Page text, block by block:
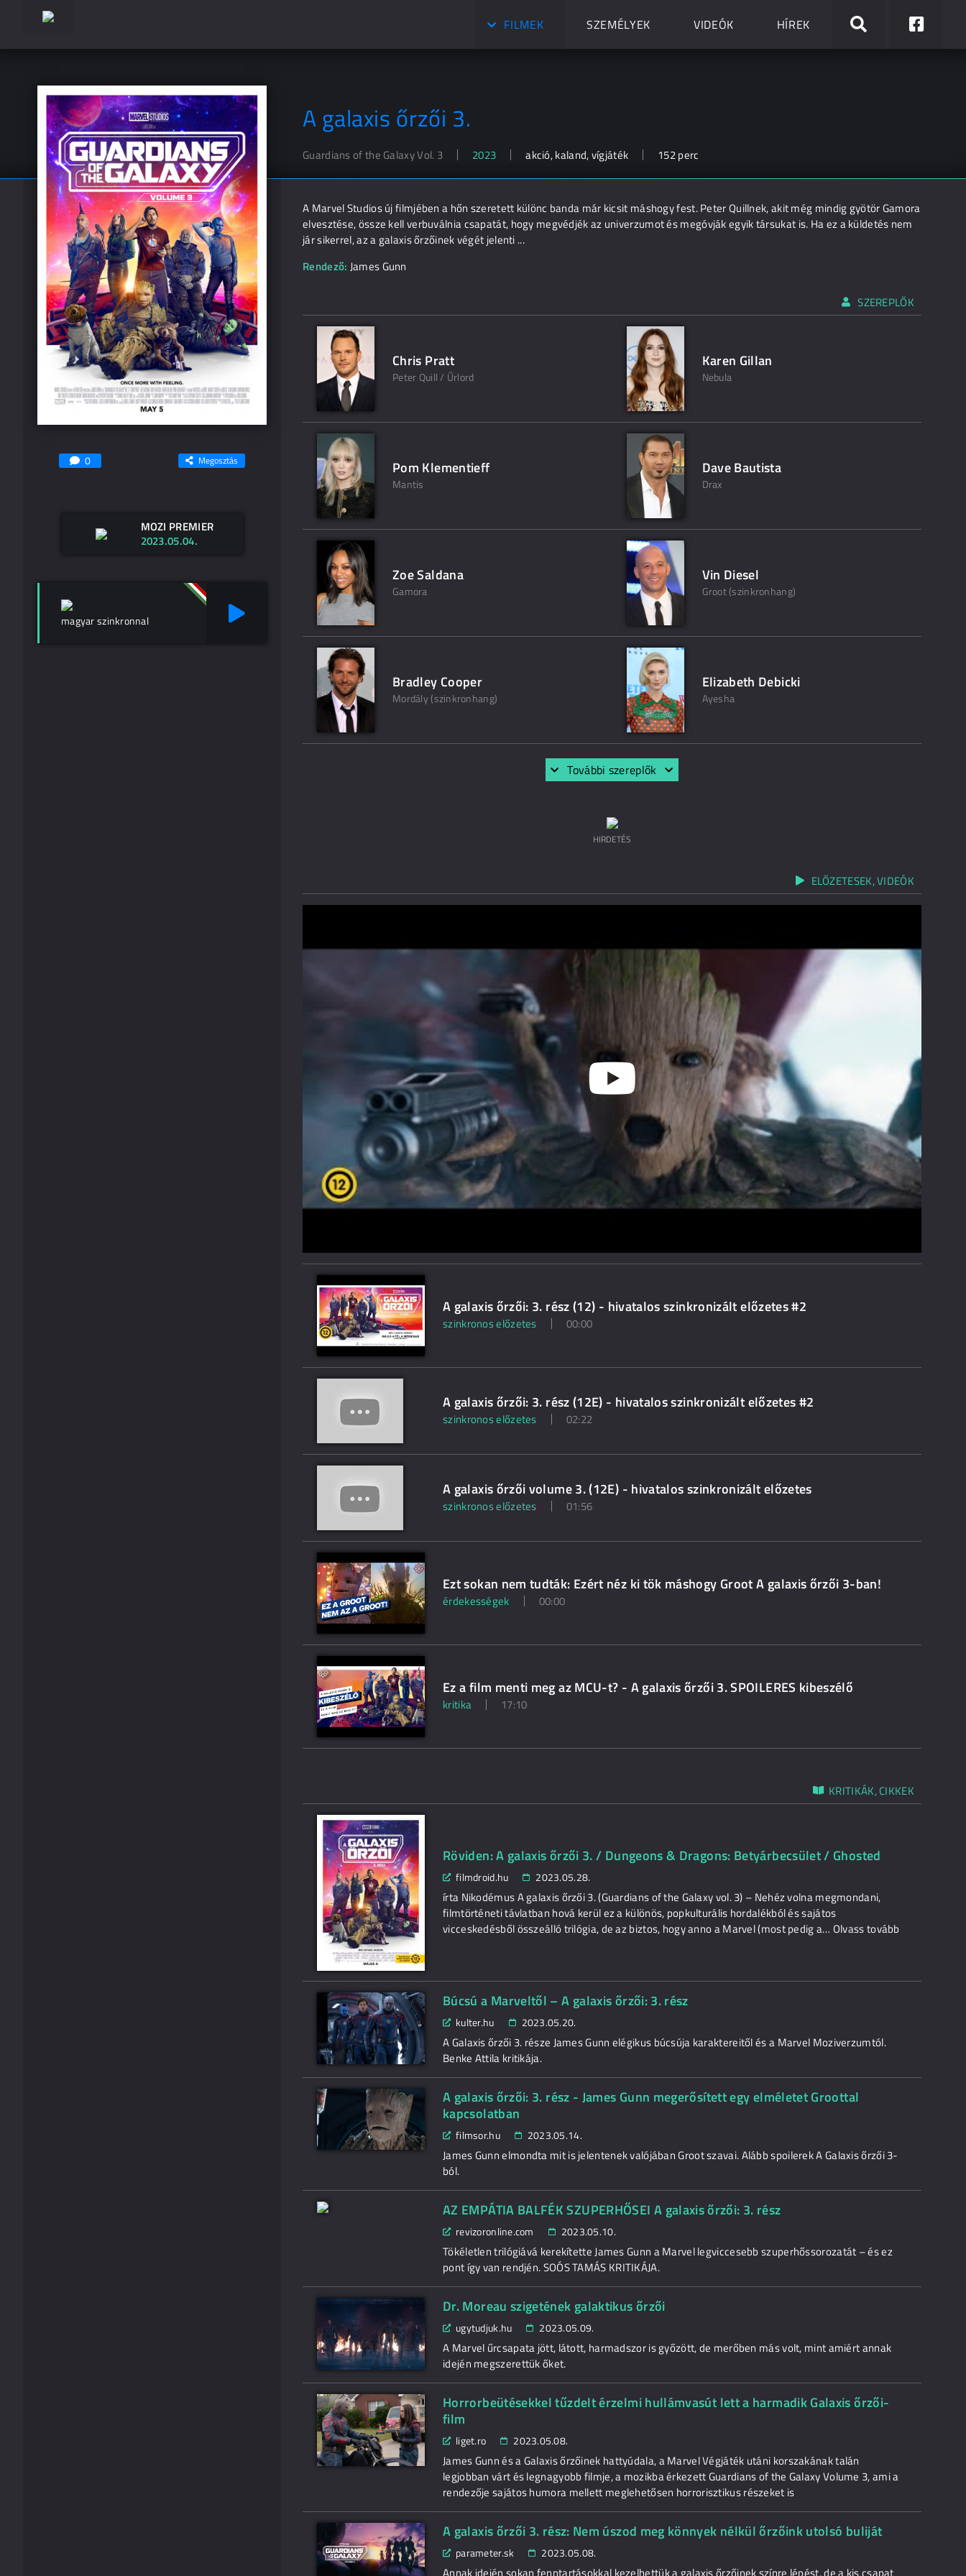
FILMEK SZEMÉLYEK VIDEÓK HÍREK
A galaxis őrzői 3.
Guardians of the Galaxy Vol. 3 2023 akció, kaland, vígjáték 152 perc
0 Megosztás
MOZI PREMIER
2023.05.04.
magyar szinkronnal
A Marvel Studios új filmjében a hőn szeretett különc banda már kicsit máshogy fest. Peter Quillnek, akit még mindig gyötör Gamora
elvesztése, össze kell verbuválnia csapatát, hogy megvédjék az univerzumot és megóvják egyik társukat is. Ha ez a küldetés nem
jár sikerrel, az a galaxis őrzőinek végét jelenti ...
Rendező: James Gunn
SZEREPLŐK
Chris Pratt
Peter Quill / Űrlord
Karen Gillan
Nebula
Pom Klementieff
Mantis
Dave Bautista
Drax
Zoe Saldana
Gamora
Vin Diesel
Groot (szinkronhang)
Bradley Cooper
Mordály (szinkronhang)
Elizabeth Debicki
Ayesha
További szereplők
HIRDETÉS
ELŐZETESEK, VIDEÓK
A galaxis őrzői: 3. rész (12) - hivatalos szinkronizált előzetes #2
szinkronos előzetes 00:00
A galaxis őrzői: 3. rész (12E) - hivatalos szinkronizált előzetes #2
szinkronos előzetes 02:22
A galaxis őrzői volume 3. (12E) - hivatalos szinkronizált előzetes
szinkronos előzetes 01:56
Ezt sokan nem tudták: Ezért néz ki tök máshogy Groot A galaxis őrzői 3-ban!
érdekességek 00:00
Ez a film menti meg az MCU-t? - A galaxis őrzői 3. SPOILERES kibeszélő
kritika 17:10
KRITIKÁK, CIKKEK
Röviden: A galaxis őrzői 3. / Dungeons & Dragons: Betyárbecsület / Ghosted
filmdroid.hu 2023.05.28.
írta Nikodémus A galaxis őrzői 3. (Guardians of the Galaxy vol. 3) – Nehéz volna megmondani,
filmtörténeti távlatban hová kerül ez a különös, popkulturális hordalékból és sajátos
vicceskedésből összeálló trilógia, de az biztos, hogy anno a Marvel (most pedig a… Olvass tovább
Búcsú a Marveltől – A galaxis őrzői: 3. rész
kulter.hu 2023.05.20.
A Galaxis őrzői 3. része James Gunn elégikus búcsúja karaktereitől és a Marvel Moziverzumtól.
Benke Attila kritikája.
A galaxis őrzői: 3. rész - James Gunn megerősített egy elméletet Groottal
kapcsolatban
filmsor.hu 2023.05.14.
James Gunn elmondta mit is jelentenek valójában Groot szavai. Alább spoilerek A Galaxis őrzői 3-
ból.
AZ EMPÁTIA BALFÉK SZUPERHŐSEI A galaxis őrzői: 3. rész
revizoronline.com 2023.05.10.
Tökéletlen trilógiává kerekítette James Gunn a Marvel legviccesebb szuperhőssorozatát – és ez
pont így van rendjén. SOÓS TAMÁS KRITIKÁJA.
Dr. Moreau szigetének galaktikus őrzői
ugytudjuk.hu 2023.05.09.
A Marvel űrcsapata jött, látott, harmadszor is győzött, de merőben más volt, mint amiért annak
idején megszerettük őket.
Horrorbeütésekkel tűzdelt érzelmi hullámvasút lett a harmadik Galaxis őrzői-
film
liget.ro 2023.05.08.
James Gunn és a Galaxis őrzőinek hattyúdala, a Marvel Végjáték utáni korszakának talán
legjobban várt és legnagyobb filmje, a mozikba érkezett Guardians of the Galaxy Volume 3, ami a
rendezője sajátos humora mellett meglehetősen horrorisztikus részeket is
A galaxis őrzői 3. rész: Nem úszod meg könnyek nélkül őrzőink utolsó buliját
parameter.sk 2023.05.08.